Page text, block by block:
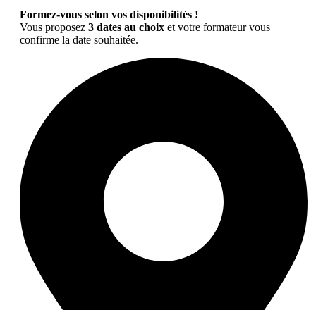
Formez-vous selon vos disponibilités !
Vous proposez 3 dates au choix et votre formateur vous
confirme la date souhaitée.